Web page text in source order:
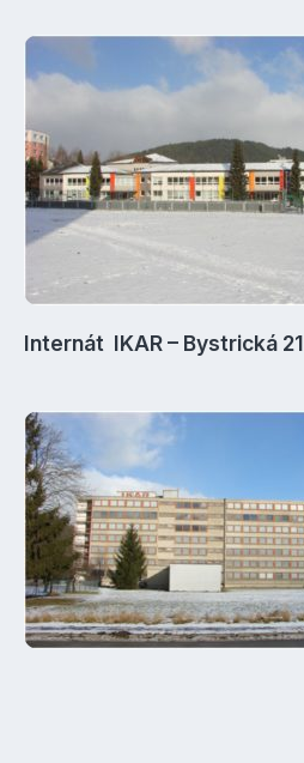
Internát IKAR – Bystrická 21